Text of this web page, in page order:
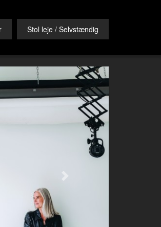
Stol leje / Selvstændig